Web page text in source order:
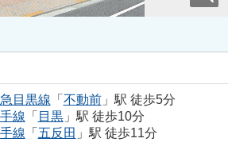
目黒線 「 不動前」駅 徒歩5分
線 「 目黒」駅 徒歩10分
線 「 五反田 」駅 徒歩11分